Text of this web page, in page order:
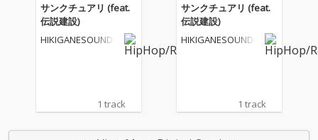
サンクチュアリ (feat.
伝説建設)
HIKIGANESOUND
1 track
サンクチュアリ (feat.
伝説建設)
HIKIGANESOUND
1 track